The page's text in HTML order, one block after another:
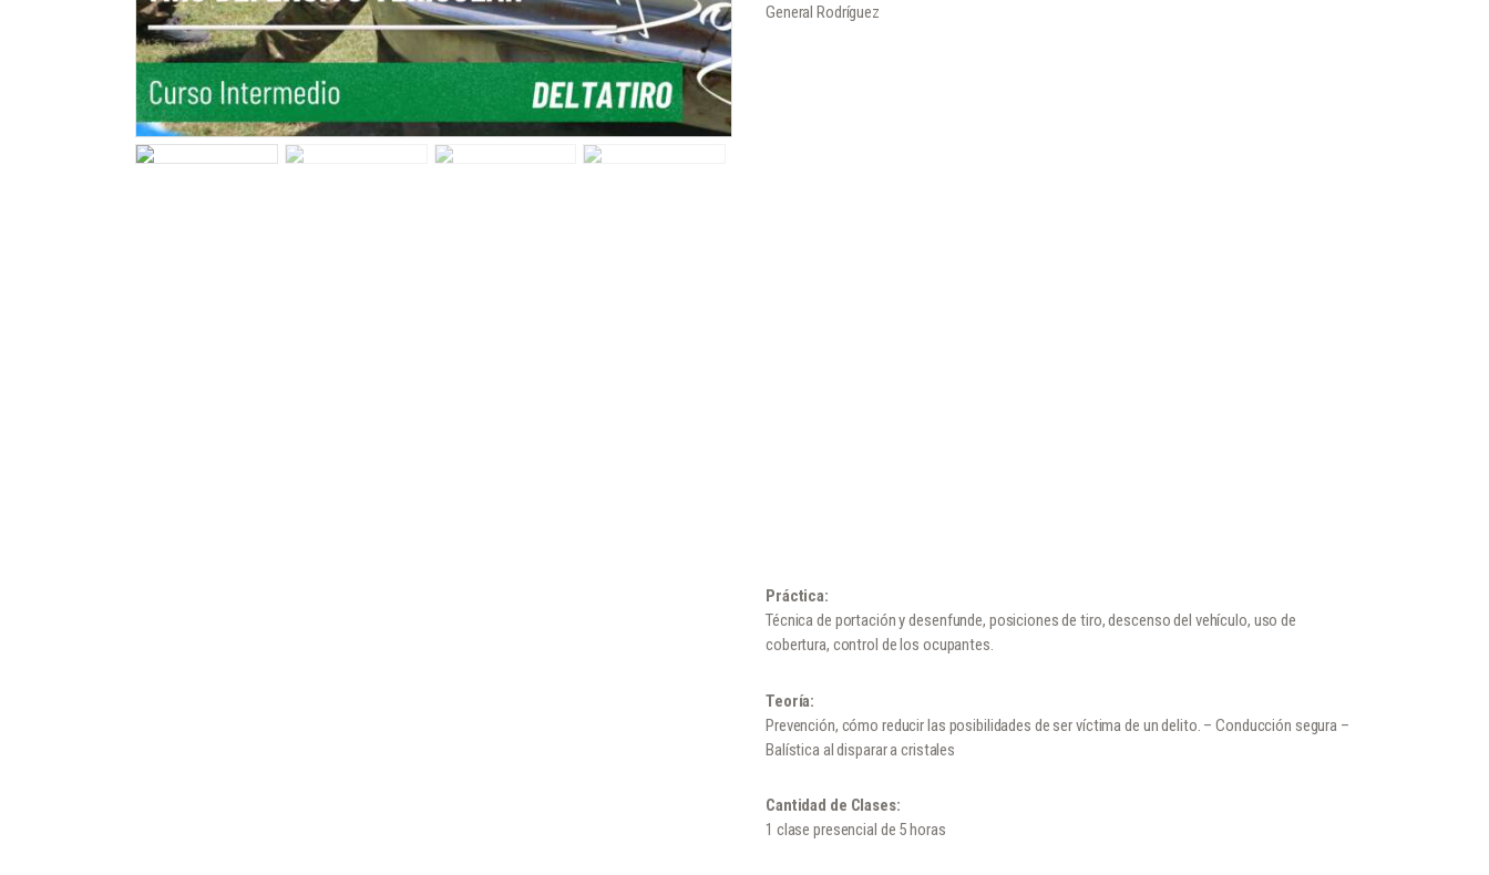
General Rodríguez
Práctica:
Técnica de portación y desenfunde, posiciones de tiro, descenso del vehículo, uso de
cobertura, control de los ocupantes.
Teoría:
Prevención, cómo reducir las posibilidades de ser víctima de un delito. – Conducción segura –
Balística al disparar a cristales
Cantidad de Clases:
1 clase presencial de 5 horas